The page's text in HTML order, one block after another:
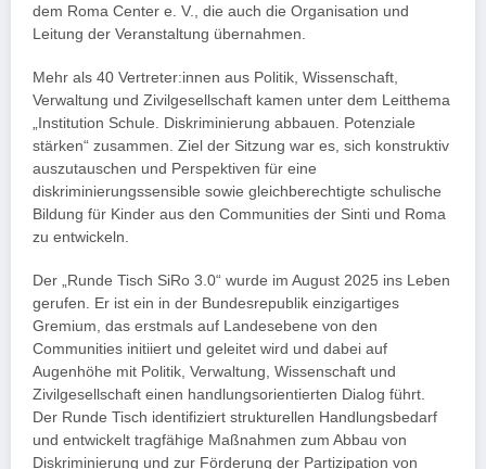
dem Roma Center e. V., die auch die Organisation und
Leitung der Veranstaltung übernahmen.
Mehr als 40 Vertreter:innen aus Politik, Wissenschaft,
Verwaltung und Zivilgesellschaft kamen unter dem Leitthema
„Institution Schule. Diskriminierung abbauen. Potenziale
stärken“ zusammen. Ziel der Sitzung war es, sich konstruktiv
auszutauschen und Perspektiven für eine
diskriminierungssensible sowie gleichberechtigte schulische
Bildung für Kinder aus den Communities der Sinti und Roma
zu entwickeln.
Der „Runde Tisch SiRo 3.0“ wurde im August 2025 ins Leben
gerufen. Er ist ein in der Bundesrepublik einzigartiges
Gremium, das erstmals auf Landesebene von den
Communities initiiert und geleitet wird und dabei auf
Augenhöhe mit Politik, Verwaltung, Wissenschaft und
Zivilgesellschaft einen handlungsorientierten Dialog führt.
Der Runde Tisch identifiziert strukturellen Handlungsbedarf
und entwickelt tragfähige Maßnahmen zum Abbau von
Diskriminierung und zur Förderung der Partizipation von